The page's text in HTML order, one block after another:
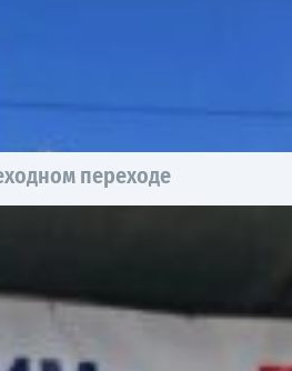
переходе